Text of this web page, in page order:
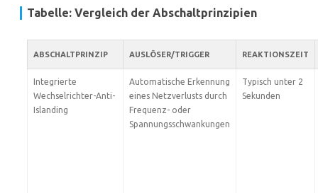
Tabelle: Vergleich der Abschaltprinzipien
ABSCHALTPRINZIP AUSLÖSER/TRIGGER REAKTIONSZEIT
Integrierte
Wechselrichter-Anti-
Islanding
Automatische Erkennung
eines Netzverlusts durch
Frequenz- oder
Spannungsschwankungen
Typisch unter 2
Sekunden